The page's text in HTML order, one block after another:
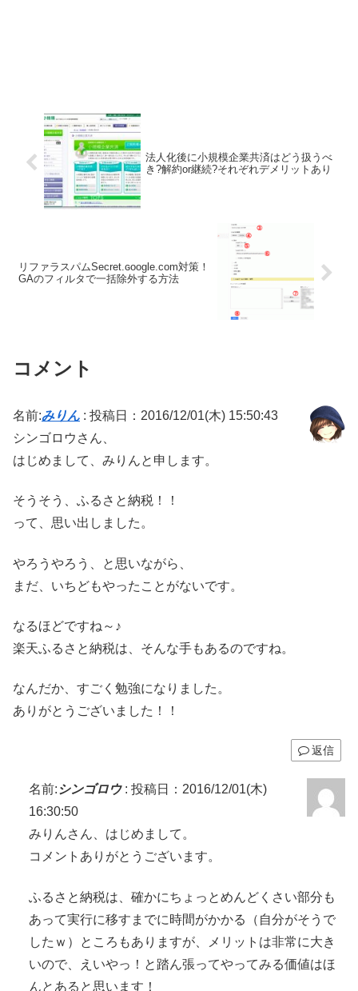
法人化後に小規模企業共済はどう扱うべ
き?解約or継続?それぞれデメリットあり
リファラスパムSecret.ɢoogle.com対策！
GAのフィルタで一括除外する方法
コメント
名前:みりん : 投稿日：2016/12/01(木) 15:50:43
シンゴロウさん、
はじめまして、みりんと申します。
そうそう、ふるさと納税！！
って、思い出しました。
やろうやろう、と思いながら、
まだ、いちどもやったことがないです。
なるほどですね～♪
楽天ふるさと納税は、そんな手もあるのですね。
なんだか、すごく勉強になりました。
ありがとうございました！！
返信
名前: シンゴロウ: 投稿日：2016/12/01(木)
16:30:50
みりんさん、はじめまして。
コメントありがとうございます。
ふるさと納税は、確かにちょっとめんどくさい部分も
あって実行に移すまでに時間がかかる（自分がそうで
したｗ）ところもありますが、メリットは非常に大き
いので、えいやっ！と踏ん張ってやってみる価値はほ
んとあると思います！